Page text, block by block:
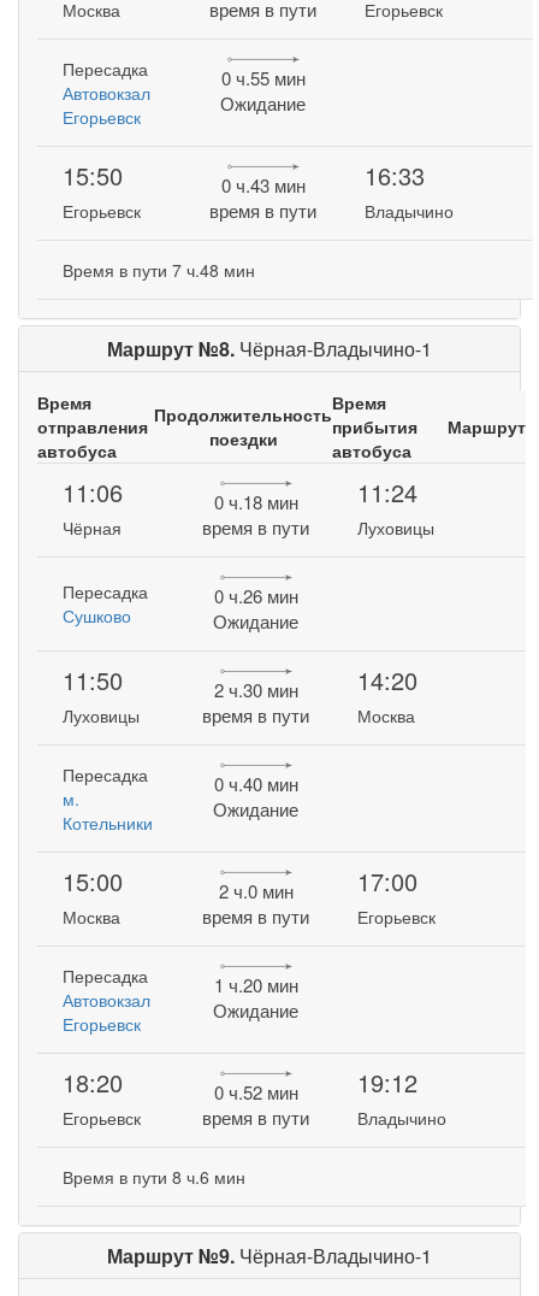
Москва время в пути Егорьевск
Пересадка
Автовокзал
Егорьевск
0 ч.55 мин
Ожидание
15:50
Егорьевск
0 ч.43 мин
время в пути
16:33
Владычино
Время в пути 7 ч.48 мин
Маршрут №8. Чёрная-Владычино-1
Время
отправления
автобуса
Продолжительность
поездки
Время
прибытия
автобуса
Маршрут
11:06
Чёрная
0 ч.18 мин
время в пути
11:24
Луховицы
Пересадка
Сушково
0 ч.26 мин
Ожидание
11:50
Луховицы
2 ч.30 мин
время в пути
14:20
Москва
Пересадка
м.
Котельники
0 ч.40 мин
Ожидание
15:00
Москва
2 ч.0 мин
время в пути
17:00
Егорьевск
Пересадка
Автовокзал
Егорьевск
1 ч.20 мин
Ожидание
18:20
Егорьевск
0 ч.52 мин
время в пути
19:12
Владычино
Время в пути 8 ч.6 мин
Маршрут №9. Чёрная-Владычино-1